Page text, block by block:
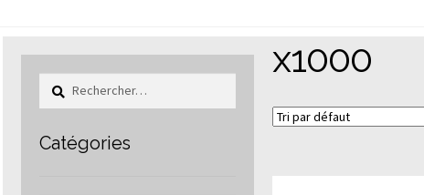
x1000
Rechercher :
Catégories